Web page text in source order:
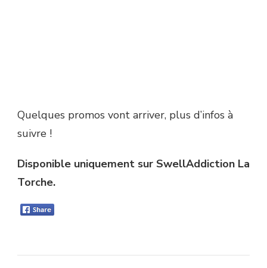
Quelques promos vont arriver, plus d’infos à
suivre !
Disponible uniquement sur SwellAddiction La
Torche.